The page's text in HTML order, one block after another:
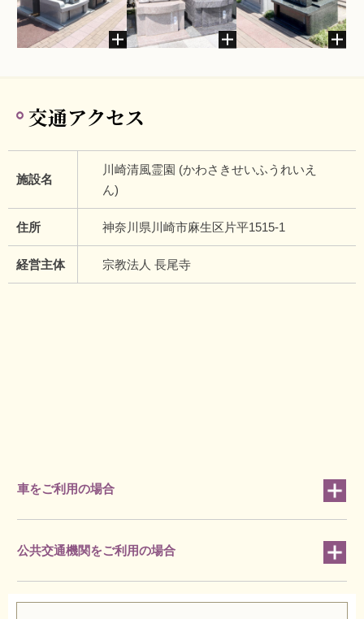
交通アクセス
施設名
川崎清風霊園 (かわさきせいふうれいえ
ん)
住所 神奈川県川崎市麻生区片平1515-1
経営主体 宗教法人 長尾寺
車をご利用の場合
公共交通機関をご利用の場合